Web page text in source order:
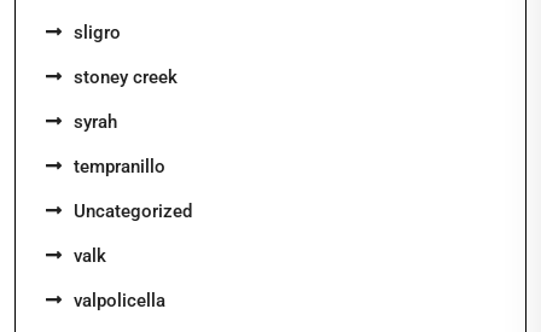
sligro
stoney creek
syrah
tempranillo
Uncategorized
valk
valpolicella